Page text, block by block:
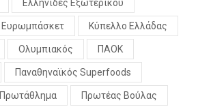
Ελληνίδες Εξωτερικού
Ευρωμπάσκετ Κύπελλο Ελλάδας
Ολυμπιακός ΠΑΟΚ
Παναθηναϊκός Superfoods
Πρωτάθλημα Πρωτέας Βούλας